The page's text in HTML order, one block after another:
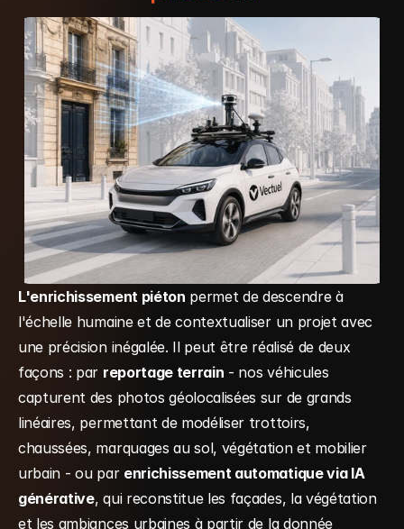
L'enrichissement piéton permet de descendre à
l'échelle humaine et de contextualiser un projet avec
une précision inégalée. Il peut être réalisé de deux
façons : par reportage terrain - nos véhicules
capturent des photos géolocalisées sur de grands
linéaires, permettant de modéliser trottoirs,
chaussées, marquages au sol, végétation et mobilier
urbain - ou par enrichissement automatique via IA
générative, qui reconstitue les façades, la végétation
et les ambiances urbaines à partir de la donnée